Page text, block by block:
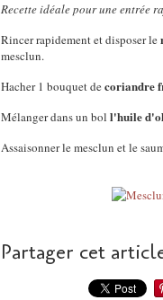
Recette idéale pour une entrée
Rincer rapidement et disposer le
mesclun.
Hacher 1 bouquet decoriandre
Mélanger dans un bol l'huile
Assaisonner le mesclun et le
Partager cet